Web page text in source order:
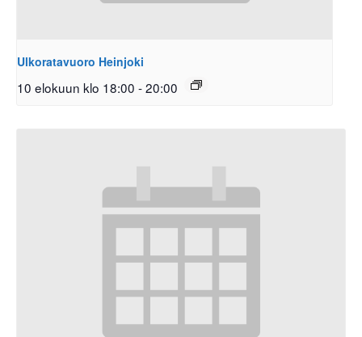
Ulkoratavuoro Heinjoki
10 elokuun klo 18:00 -20:00